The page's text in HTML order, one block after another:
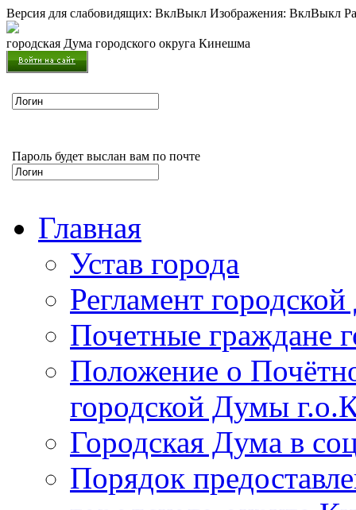
Версия для слабовидящих: ВклВыкл Изображения: ВклВыкл
городская Дума городского округа Кинешма
Пароль будет выслан вам по почте
Главная
Устав города
Регламент
Почетные граждане
Положение о
городской Думы
Городская Дума в
Порядок